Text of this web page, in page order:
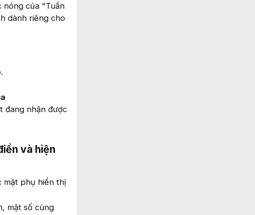
nóng của "Tuần
dành riêng cho
đang nhận được
và hiện
mặt phụ hiển thị
mặt số cùng